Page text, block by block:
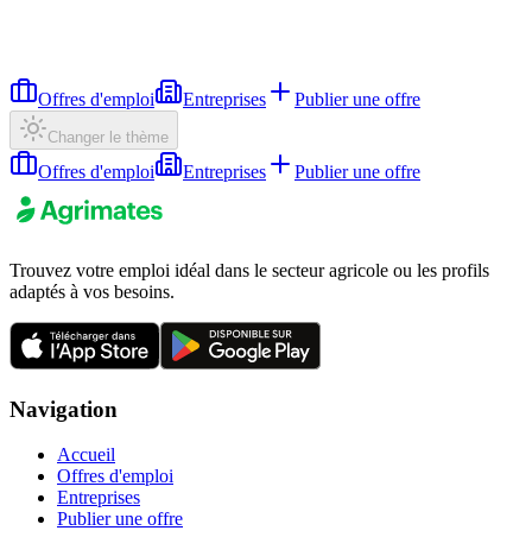
Offres d'emploi Entreprises Publier une offre
Changer le thème
Offres d'emploi Entreprises Publier une offre
Trouvez votre emploi idéal dans le secteur agricole ou les profils
adaptés à vos besoins.
Navigation
Accueil
Offres d'emploi
Entreprises
Publier une offre